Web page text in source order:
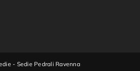
- Sedie Pedrali Ravenna